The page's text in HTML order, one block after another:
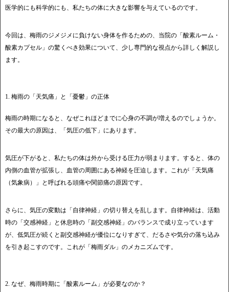
医学的にも科学的にも、私たちの体に大きな影響を与えているのです。
今回は、梅雨のジメジメに負けない身体を作るための、当院の「酸素ルーム・
酸素カプセル」の驚くべき効果について、少し専門的な視点から詳しく解説し
ます。
1. 梅雨の「天気痛」と「憂鬱」の正体
梅雨の時期になると、なぜこれほどまでに心身の不調が増えるのでしょうか。
その最大の原因は、「気圧の低下」にあります。
気圧が下がると、私たちの体は外から受ける圧力が弱まります。すると、体の
内側の血管が拡張し、血管の周囲にある神経を圧迫します。これが「天気痛
（気象病）」と呼ばれる頭痛や関節痛の原因です。
さらに、気圧の変動は「自律神経」の切り替えを乱します。自律神経は、活動
時の「交感神経」と休息時の「副交感神経」のバランスで成り立っています
が、低気圧が続くと副交感神経が優位になりすぎて、だるさや気分の落ち込み
を引き起こすのです。これが「梅雨ダル」のメカニズムです。
2. なぜ、梅雨時期に「酸素ルーム」が必要なのか？